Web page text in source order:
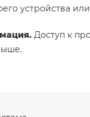
устройства
Доступ к